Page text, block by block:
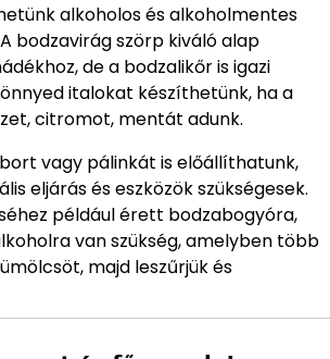
alkoholos és alkoholmentes
bodzavirág szörp kiváló alap
de a bodzalikőr is igazi
italokat készíthetünk, ha a
citromot, mentát adunk.
vagy pálinkát is előállíthatunk,
eljárás és eszközök szükségesek.
például érett bodzabogyóra,
van szükség, amelyben több
majd leszűrjük és